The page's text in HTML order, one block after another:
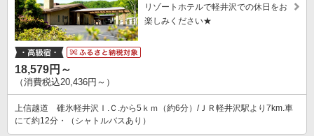
リゾートホテルで軽井沢での休日をお
楽しみください★
18,579円～
（消費税込20,436円～）
上信越道 碓氷軽井沢Ｉ.Ｃ.から5ｋｍ（約6分）/ＪＲ軽井沢駅より7km.車
にて約12分・（シャトルバスあり）